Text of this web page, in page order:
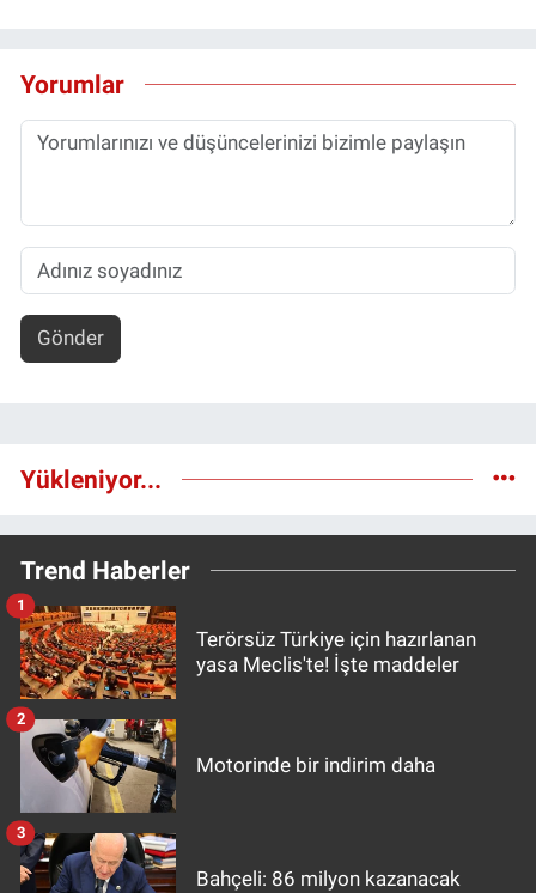
Yorumlar
Gönder
Yükleniyor...
Trend Haberler
Terörsüz Türkiye için hazırlanan
yasa Meclis'te! İşte maddeler
1
Motorinde bir indirim daha
2
Bahçeli: 86 milyon kazanacak
3